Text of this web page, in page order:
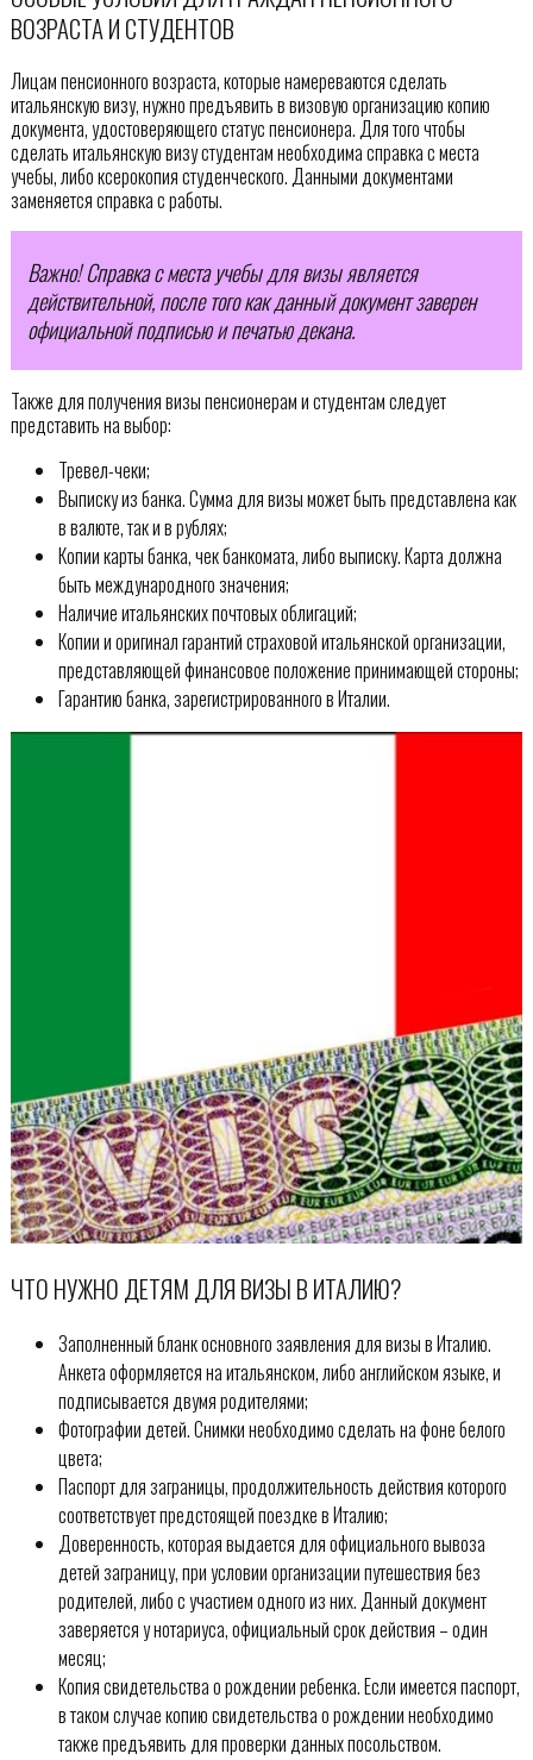
ВОЗРАСТА И СТУДЕНТОВ
Лицам пенсионного возраста, которые намереваются сделать
итальянскую визу, нужно предъявить в визовую организацию копию
документа, удостоверяющего статус пенсионера. Для того чтобы
сделать итальянскую визу студентам необходима справка с места
учебы, либо ксерокопия студенческого. Данными документами
заменяется справка с работы.
Важно! Справка с места учебы для визы является
действительной, после того как данный документ заверен
официальной подписью и печатью декана.
Также для получения визы пенсионерам и студентам следует
представить на выбор:
Тревел-чеки;
Выписку из банка. Сумма для визы может быть представлена как
в валюте, так и в рублях;
Копии карты банка, чек банкомата, либо выписку. Карта должна
быть международного значения;
Наличие итальянских почтовых облигаций;
Копии и оригинал гарантий страховой итальянской организации,
представляющей финансовое положение принимающей стороны;
Гарантию банка, зарегистрированного в Италии.
ЧТО НУЖНО ДЕТЯМ ДЛЯ ВИЗЫ В ИТАЛИЮ?
Заполненный бланк основного заявления для визы в Италию.
Анкета оформляется на итальянском, либо английском языке, и
подписывается двумя родителями;
Фотографии детей. Снимки необходимо сделать на фоне белого
цвета;
Паспорт для заграницы, продолжительность действия которого
соответствует предстоящей поездке в Италию;
Доверенность, которая выдается для официального вывоза
детей заграницу, при условии организации путешествия без
родителей, либо с участием одного из них. Данный документ
заверяется у нотариуса, официальный срок действия – один
месяц;
Копия свидетельства о рождении ребенка. Если имеется паспорт,
в таком случае копию свидетельства о рождении необходимо
также предъявить для проверки данных посольством.